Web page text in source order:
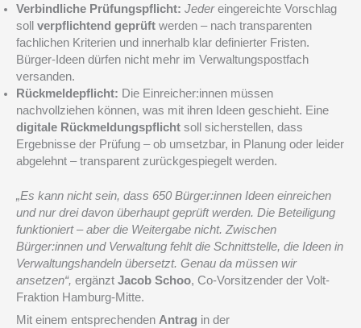
Verbindliche Prüfungspflicht: Jedereingereichte Vorschlag
soll verpflichtend geprüft werden – nach transparenten
fachlichen Kriterien und innerhalb klar definierter Fristen.
Bürger-Ideen dürfen nicht mehr im Verwaltungspostfach
versanden.
Rückmeldepflicht: Die Einreicher:innen müssen
nachvollziehen können, was mit ihren Ideen geschieht. Eine
digitale Rückmeldungspflicht soll sicherstellen, dass
Ergebnisse der Prüfung – ob umsetzbar, in Planung oder leider
abgelehnt – transparent zurückgespiegelt werden.
„Es kann nicht sein, dass 650 Bürger:innen Ideen einreichen
und nur drei davon überhaupt geprüft werden. Die Beteiligung
funktioniert – aber die Weitergabe nicht. Zwischen
Bürger:innen und Verwaltung fehlt die Schnittstelle, die Ideen in
Verwaltungshandeln übersetzt. Genau da müssen wir
ansetzen“, ergänzt Jacob Schoo, Co-Vorsitzender der Volt-
Fraktion Hamburg-Mitte.
Mit einem entsprechenden Antrag in der